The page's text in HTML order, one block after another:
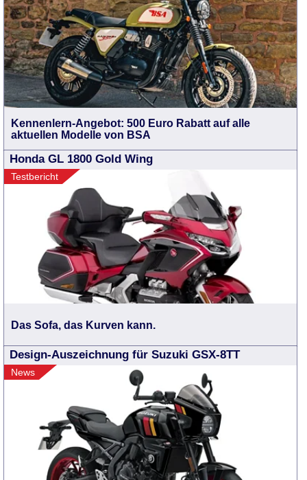
Kennenlern-Angebot: 500 Euro Rabatt auf alle
aktuellen Modelle von BSA
Honda GL 1800 Gold Wing
Testbericht
Das Sofa, das Kurven kann.
Design-Auszeichnung für Suzuki GSX-8TT
News